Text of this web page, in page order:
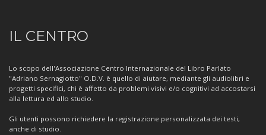
Informazioni
sul
Centro
IL CENTRO
Lo scopo dell'Associazione Centro Internazionale del Libro Parlato
"Adriano Sernagiotto" O.D.V. è quello di aiutare, mediante gli audiolibri e
progetti specifici, chi è affetto da problemi visivi e/o cognitivi ad accostarsi
alla lettura ed allo studio.
Gli utenti possono richiedere la registrazione personalizzata dei testi,
anche di studio.